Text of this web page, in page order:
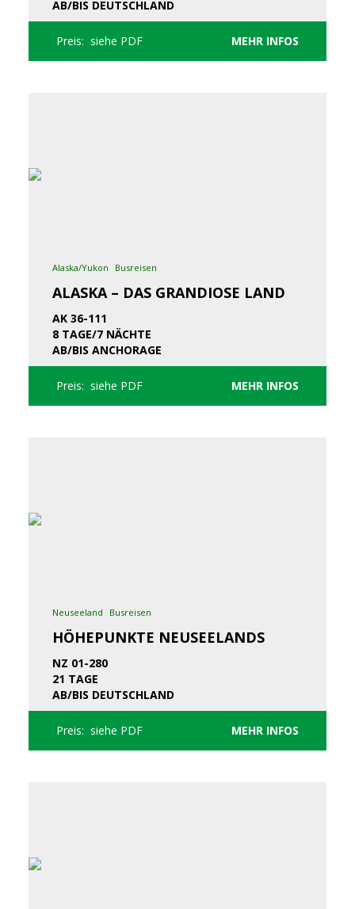
AB/BIS DEUTSCHLAND
Preis: siehe PDF MEHR INFOS
Alaska/Yukon Busreisen
ALASKA – DAS GRANDIOSE LAND
AK 36-111
8 TAGE/7 NÄCHTE
AB/BIS ANCHORAGE
Preis: siehe PDF MEHR INFOS
Neuseeland Busreisen
HÖHEPUNKTE NEUSEELANDS
NZ 01-280
21 TAGE
AB/BIS DEUTSCHLAND
Preis: siehe PDF MEHR INFOS